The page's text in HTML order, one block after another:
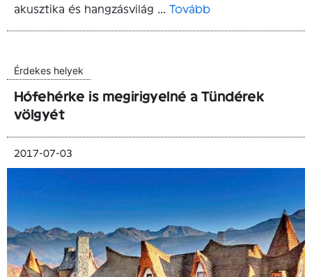
akusztika és hangzásvilág ... Tovább
Érdekes helyek
Hófehérke is megirigyelné a Tündérek
völgyét
2017-07-03